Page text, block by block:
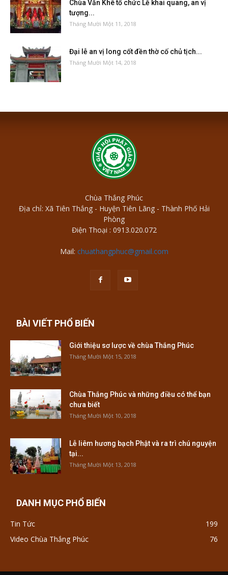
Chùa Văn Khê tổ chức Lễ khai quang, an vị
tượng...
Tháng Mười Một 11, 2018
Đại lễ an vị long cốt đền thờ cố chủ tịch...
Tháng Mười Một 14, 2018
Chùa Thắng Phúc
Địa chỉ: Xã Tiên Thắng - Huyện Tiên Lãng - Thành Phố Hải
Phòng
Điện Thoại : 0913.020.072
Mail: chuathangphuc@gmail.com
BÀI VIẾT PHỔ BIẾN
Giới thiệu sơ lược về chùa Thắng Phúc
Tháng Mười Một 15, 2018
Chùa Thắng Phúc và những điều có thể bạn
chưa biết
Tháng Mười Một 10, 2018
Lễ liêm hương bạch Phật và ra trì chú nguyện
tại...
Tháng Mười Một 13, 2018
DANH MỤC PHỔ BIẾN
Tin Tức
199
Video Chùa Thắng Phúc
76